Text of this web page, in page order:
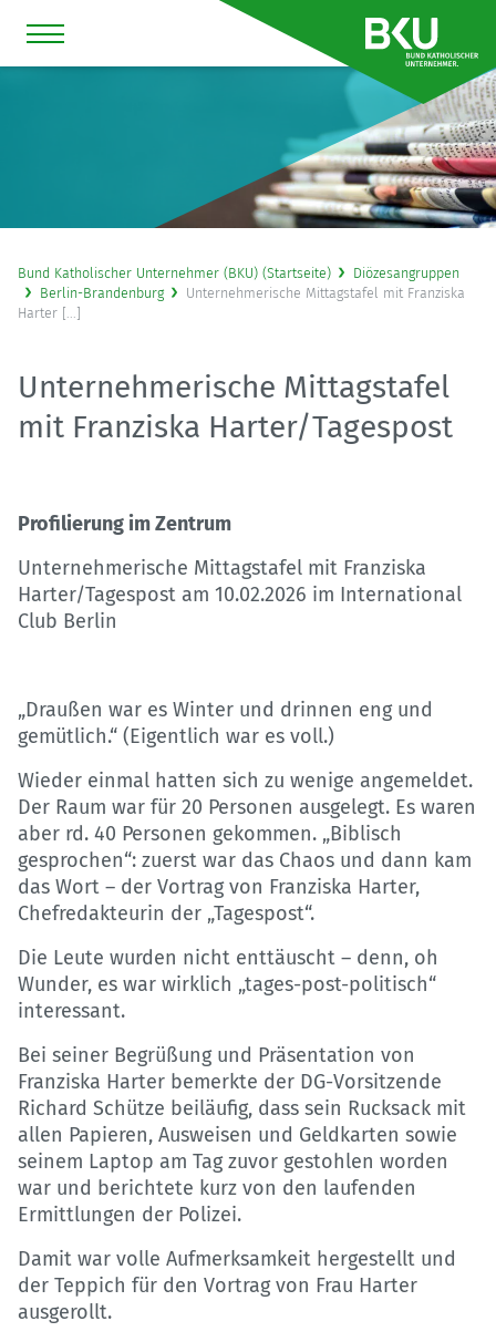
Bund Katholischer Unternehmer (BKU) (Startseite)
Diözesangruppen
Berlin-Brandenburg
Unternehmerische Mittagstafel mit Franziska
Harter [...]
Unternehmerische Mittagstafel
mit Franziska Harter/Tagespost
Profilierung im Zentrum
Unternehmerische Mittagstafel mit Franziska
Harter/Tagespost am 10.02.2026 im International
Club Berlin
„Draußen war es Winter und drinnen eng und
gemütlich.“ (Eigentlich war es voll.)
Wieder einmal hatten sich zu wenige angemeldet.
Der Raum war für 20 Personen ausgelegt. Es waren
aber rd. 40 Personen gekommen. „Biblisch
gesprochen“: zuerst war das Chaos und dann kam
das Wort – der Vortrag von Franziska Harter,
Chefredakteurin der „Tagespost“.
Die Leute wurden nicht enttäuscht – denn, oh
Wunder, es war wirklich „tages-post-politisch“
interessant.
Bei seiner Begrüßung und Präsentation von
Franziska Harter bemerkte der DG-Vorsitzende
Richard Schütze beiläufig, dass sein Rucksack mit
allen Papieren, Ausweisen und Geldkarten sowie
seinem Laptop am Tag zuvor gestohlen worden
war und berichtete kurz von den laufenden
Ermittlungen der Polizei.
Damit war volle Aufmerksamkeit hergestellt und
der Teppich für den Vortrag von Frau Harter
ausgerollt.